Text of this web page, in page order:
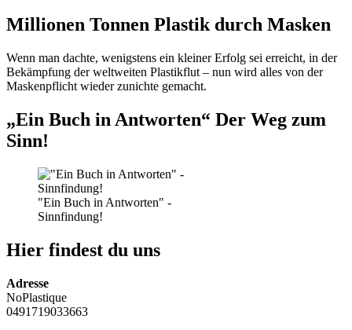
Millionen Tonnen Plastik durch Masken
Wenn man dachte, wenigstens ein kleiner Erfolg sei erreicht, in der
Bekämpfung der weltweiten Plastikflut – nun wird alles von der
Maskenpflicht wieder zunichte gemacht.
„Ein Buch in Antworten“ Der Weg zum
Sinn!
"Ein Buch in Antworten" -
Sinnfindung!
Hier findest du uns
Adresse
NoPlastique
0491719033663